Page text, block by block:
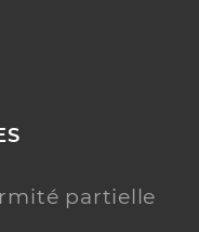
partielle